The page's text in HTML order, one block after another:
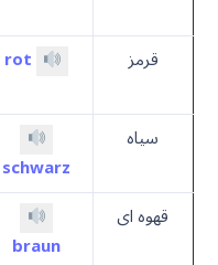
قرمز
rot
سیاه
schwarz
قهوه ای
braun